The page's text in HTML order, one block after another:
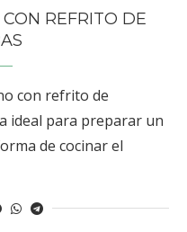
REFRITO DE
con refrito de
ideal para preparar un
de cocinar el